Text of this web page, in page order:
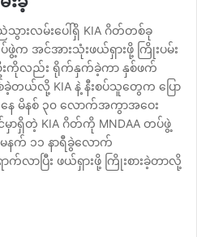
ားလမ်းပေါ်ရှိ KIA ဂိတ်တစ်ခု
ဖွဲ့က အင်အားသုံးဖယ်ရှားဖို့ ကြိုးပမ်း
ဦးကိုလည်း ရိုက်နှက်ခဲ့ကာ နှစ်ဖက်
ြစ်ခဲ့တယ်လို့ KIA နဲ့ နီးစပ်သူတွေက ပြော
မိနစ် ၃၀ လောက်အကွာအဝေး
မှာရှိတဲ့ KIA ဂိတ်ကို MNDAA တပ်ဖွဲ့
က် ၁၁ နာရီခွဲလောက်
က်လာပြီး ဖယ်ရှားဖို့ ကြိုးစားခဲ့တာလို့